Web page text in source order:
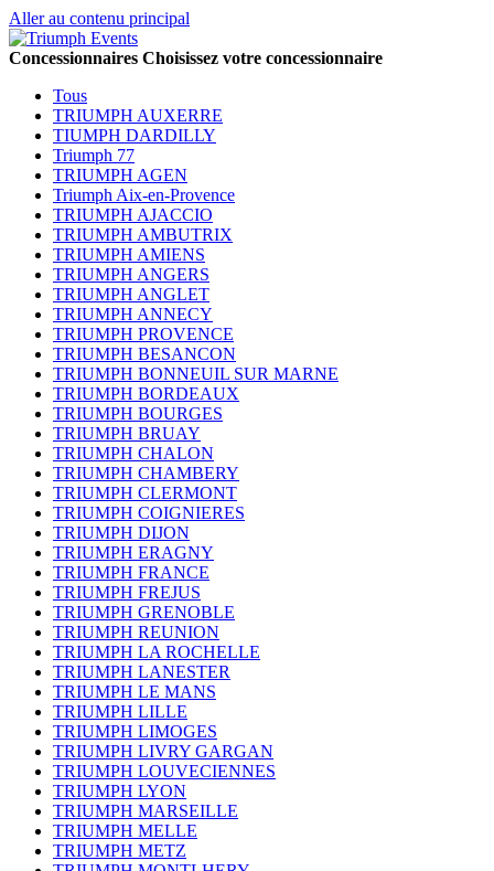
Aller au contenu principal
Concessionnaires Choisissez votre concessionnaire
Tous
TRIUMPH AUXERRE
TIUMPH DARDILLY
Triumph 77
TRIUMPH AGEN
Triumph Aix-en-Provence
TRIUMPH AJACCIO
TRIUMPH AMBUTRIX
TRIUMPH AMIENS
TRIUMPH ANGERS
TRIUMPH ANGLET
TRIUMPH ANNECY
TRIUMPH PROVENCE
TRIUMPH BESANCON
TRIUMPH BONNEUIL SUR MARNE
TRIUMPH BORDEAUX
TRIUMPH BOURGES
TRIUMPH BRUAY
TRIUMPH CHALON
TRIUMPH CHAMBERY
TRIUMPH CLERMONT
TRIUMPH COIGNIERES
TRIUMPH DIJON
TRIUMPH ERAGNY
TRIUMPH FRANCE
TRIUMPH FREJUS
TRIUMPH GRENOBLE
TRIUMPH REUNION
TRIUMPH LA ROCHELLE
TRIUMPH LANESTER
TRIUMPH LE MANS
TRIUMPH LILLE
TRIUMPH LIMOGES
TRIUMPH LIVRY GARGAN
TRIUMPH LOUVECIENNES
TRIUMPH LYON
TRIUMPH MARSEILLE
TRIUMPH MELLE
TRIUMPH METZ